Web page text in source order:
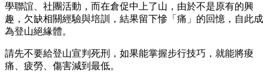
學聯誼、社團活動，而在倉促中上了山，由於不是原有的興
趣，欠缺相關經驗與培訓，結果留下慘「痛」的回憶，自此成
為登山絕緣體。
請先不要給登山宣判死刑，如果能掌握步行技巧，就能將痠
痛、疲勞、傷害減到最低。